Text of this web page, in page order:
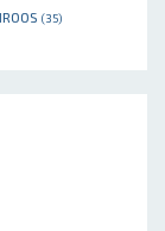
(35)